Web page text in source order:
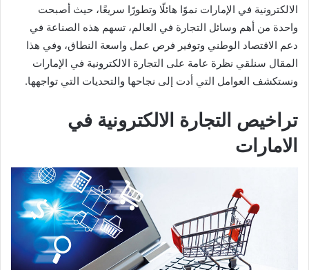
الالكترونية في الإمارات نموًا هائلًا وتطورًا سريعًا، حيث أصبحت
واحدة من أهم وسائل التجارة في العالم، تسهم هذه الصناعة في
دعم الاقتصاد الوطني وتوفير فرص عمل واسعة النطاق، وفي هذا
المقال سنلقي نظرة عامة على التجارة الالكترونية في الإمارات
ونستكشف العوامل التي أدت إلى نجاحها والتحديات التي تواجهها.
تراخيص التجارة الالكترونية في
الامارات